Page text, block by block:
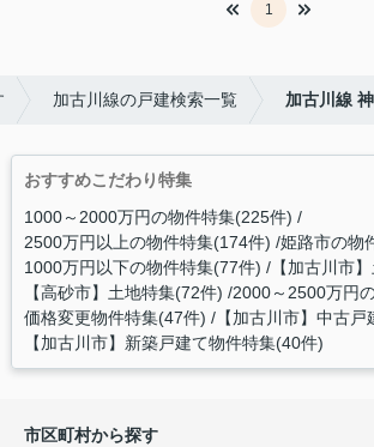
1
加古川線の戸建検索一覧 加古川線
おすすめこだわり特集
1000～2000万円の物件特集(225件)
2500万円以上の物件特集(174件) 姫路市の物
1000万円以下の物件特集(77件) 【加古川市
【高砂市】土地特集(72件) 2000～2500万円
価格変更物件特集(47件) 【加古川市】中古戸
【加古川市】新築戸建て物件特集(40件)
市区町村から探す